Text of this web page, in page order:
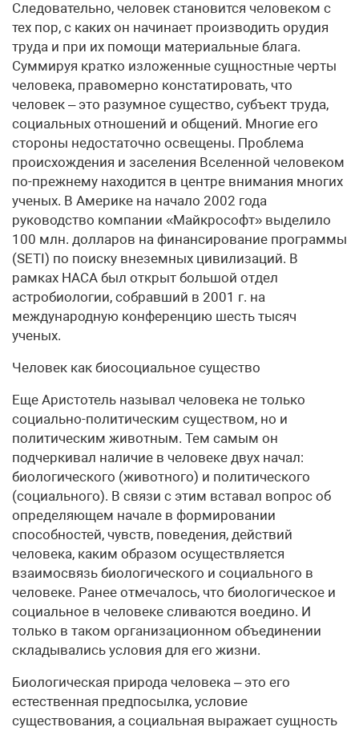
Следовательно, человек становится человеком с
тех пор, с каких он начинает производить орудия
труда и при их помощи материальные блага.
Суммируя кратко изложенные сущностные черты
человека, правомерно констатировать, что
человек – это разумное существо, субъект труда,
социальных отношений и общений. Многие его
стороны недостаточно освещены. Проблема
происхождения и заселения Вселенной человеком
по-прежнему находится в центре внимания многих
ученых. В Америке на начало 2002 года
руководство компании «Майкрософт» выделило
100 млн. долларов на финансирование программы
(SETI) по поиску внеземных цивилизаций. В
рамках HACA был открыт большой отдел
астробиологии, собравший в 2001 г. на
международную конференцию шесть тысяч
ученых.
Человек как биосоциальное существо
Еще Аристотель называл человека не только
социально-политическим существом, но и
политическим животным. Тем самым он
подчеркивал наличие в человеке двух начал:
биологического (животного) и политического
(социального). В связи с этим вставал вопрос об
определяющем начале в формировании
способностей, чувств, поведения, действий
человека, каким образом осуществляется
взаимосвязь биологического и социального в
человеке. Ранее отмечалось, что биологическое и
социальное в человеке сливаются воедино. И
только в таком организационном объединении
складывались условия для его жизни.
Биологическая природа человека – это его
естественная предпосылка, условие
существования, а социальная выражает сущность